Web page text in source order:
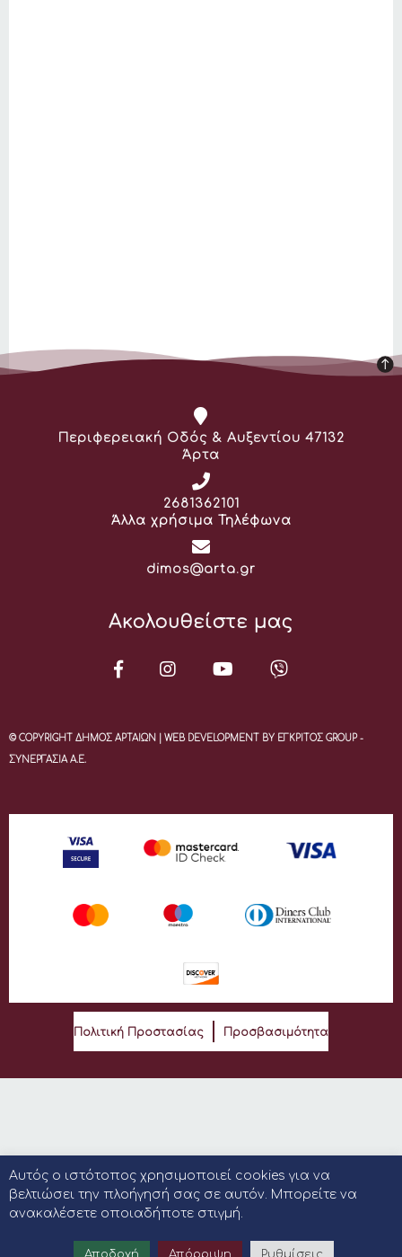
Διεύθυνση:
Περιφερειακή Οδός & Αυξεντίου 47132
Άρτα
Τηλέφωνο:
2681362101
Άλλα χρήσιμα Τηλέφωνα
Email:
dimos@arta.gr
Ακολουθείστε μας
© COPYRIGHT ΔΗΜΟΣ ΑΡΤΑΙΩΝ | WEB DEVELOPMENT BY ΕΓΚΡΙΤΟΣ GROUP -
ΣΥΝΕΡΓΑΣΙΑ Α.Ε.
Πολιτική Προστασίας Προσβασιμότητα
Αυτός ο ιστότοπος χρησιμοποιεί cookies για να
βελτιώσει την πλοήγησή σας σε αυτόν. Μπορείτε να
ανακαλέσετε οποιαδήποτε στιγμή.
Αποδοχή Απόρριψη Ρυθμίσεις